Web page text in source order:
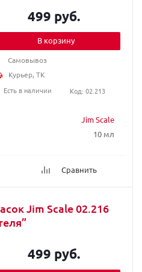
Jim Scale
10 мл
Сравнить
499 руб.
В корзину
Самовывоз
Курьер, ТК
Есть в наличии
Код: 02.213
Jim Scale 02.216
499 руб.